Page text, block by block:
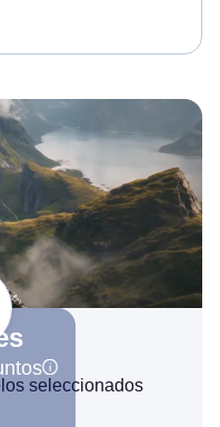
seleccionados